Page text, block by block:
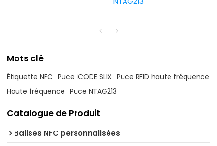
Mots clé
Étiquette NFC Puce ICODE SLIX Puce RFID haute fréquence
Haute fréquence Puce NTAG213
Catalogue de Produit
Balises NFC personnalisées